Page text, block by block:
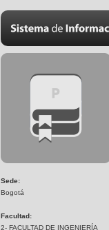
Sede:
Bogotá
Facultad:
2- FACULTAD DE INGENIERÍA